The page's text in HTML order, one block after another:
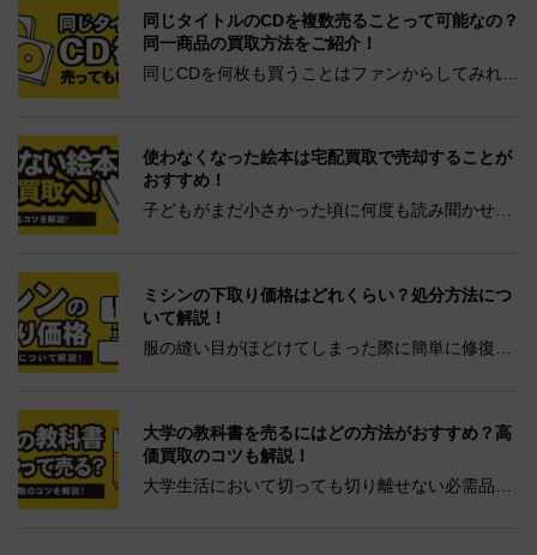
るでしょう。 また、もう使わないからと断捨離し
てしまいたい方もいる...
同じタイトルのCDを複数売ることって可能なの？
同一商品の買取方法をご紹介！
同じCDを何枚も買うことはファンからしてみれ
し、観賞用や保存用として取っておいても、必要
な数は限られてきます。...
使わなくなった絵本は宅配買取で売却することが
おすすめ！
子どもがまだ小さかった頃に何度も読み聞かせし
しまったとはいえ、処分してしまうのはなんだか
さみしい気分になって...
ミシンの下取り価格はどれくらい？処分方法につ
いて解説！
服の縫い目がほどけてしまった際に簡単に修復で
く、何年も収納の中で眠りっぱなしになっている
方は多くいらっしゃるか...
大学の教科書を売るにはどの方法がおすすめ？高
価買取のコツも解説！
大学生活において切っても切り離せない必需品で